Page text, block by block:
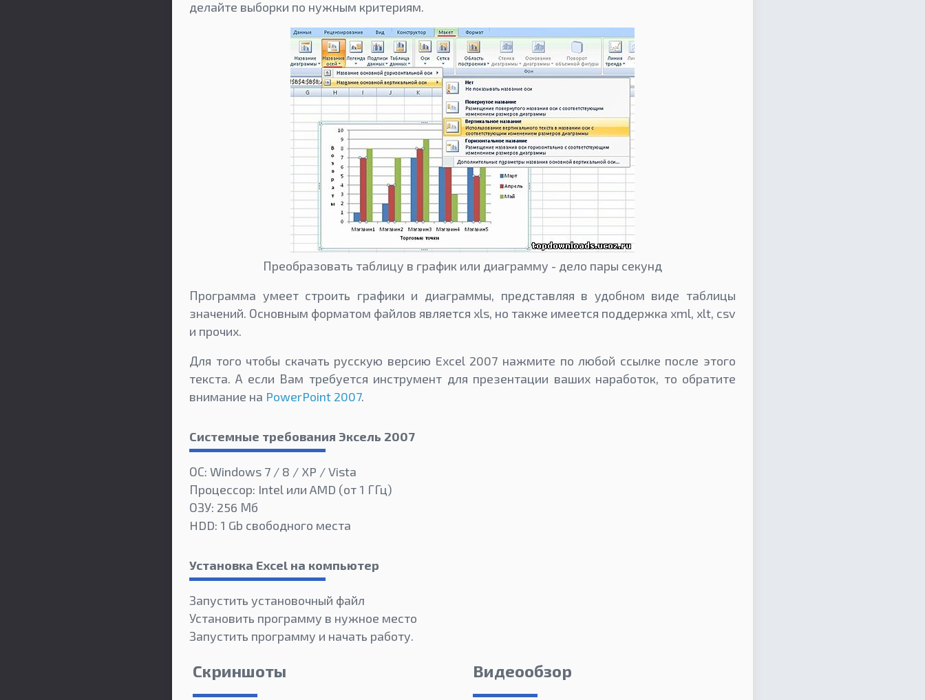
делайте выборки по нужным критериям.
Преобразовать таблицу в график или диаграмму - дело пары секунд
Программа умеет строить графики и диаграммы, представляя в удобном виде таблицы
значений. Основным форматом файлов является xls, но также имеется поддержка xml, xlt, csv
и прочих.
Для того чтобы скачать русскую версию Excel 2007 нажмите по любой ссылке после этого
текста. А если Вам требуется инструмент для презентации ваших наработок, то обратите
внимание на PowerPoint 2007.
Системные требования Эксель 2007
ОС: Windows 7 / 8 / XP / Vista
Процессор: Intel или AMD (от 1 ГГц)
ОЗУ: 256 Мб
HDD: 1 Gb свободного места
Установка Excel на компьютер
Запустить установочный файл
Установить программу в нужное место
Запустить программу и начать работу.
Скриншоты Видеообзор